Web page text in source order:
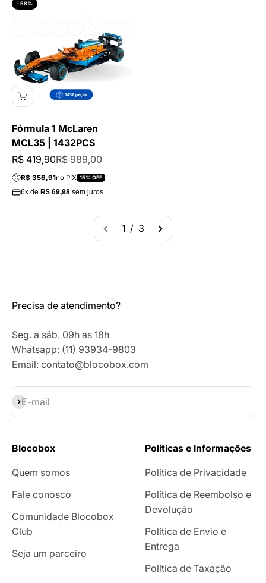
- 58%
Fórmula 1 McLaren
MCL35 | 1432PCS
Preço promocional
R$ 419,90Preço normal
R$ 989,00
R$ 356,91no PIX 15% OFF
6x de R$ 69,98 sem juros
1 / 3
Precisa de atendimento?
Seg. a sáb. 09h as 18h
Whatsapp: (11) 93934-9803
Email: contato@blocobox.com
E-mail
Assinar
Blocobox
Quem somos
Fale conosco
Comunidade Blocobox
Club
Seja um parceiro
Políticas e Informações
Política de Privacidade
Política de Reembolso e
Devolução
Política de Envio e
Entrega
Política de Taxação